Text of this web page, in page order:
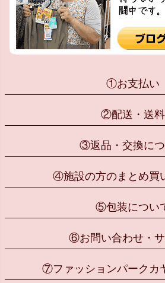
①お支払い
②配送・送料
③返品・交換に
④施設の方のまとめ買
⑤包装につい
⑥お問い合わせ・サ
⑦ファッションパークカ